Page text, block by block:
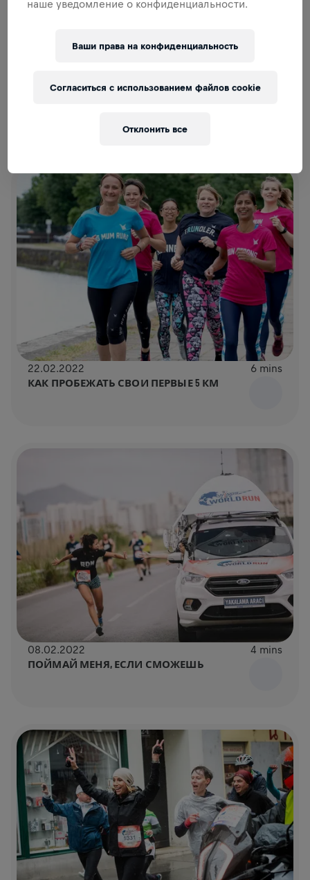
22.02.2022 3 mins
22.02.2022 6 mins
КАК ПРОБЕЖАТЬ СВОИ ПЕРВЫЕ 5 КМ
08.02.2022 4 mins
ПОЙМАЙ МЕНЯ, ЕСЛИ СМОЖЕШЬ
наше уведомление о конфиденциальности.
Ваши права на конфиденциальность
Отклонить все
Согласиться с использованием файлов cookie